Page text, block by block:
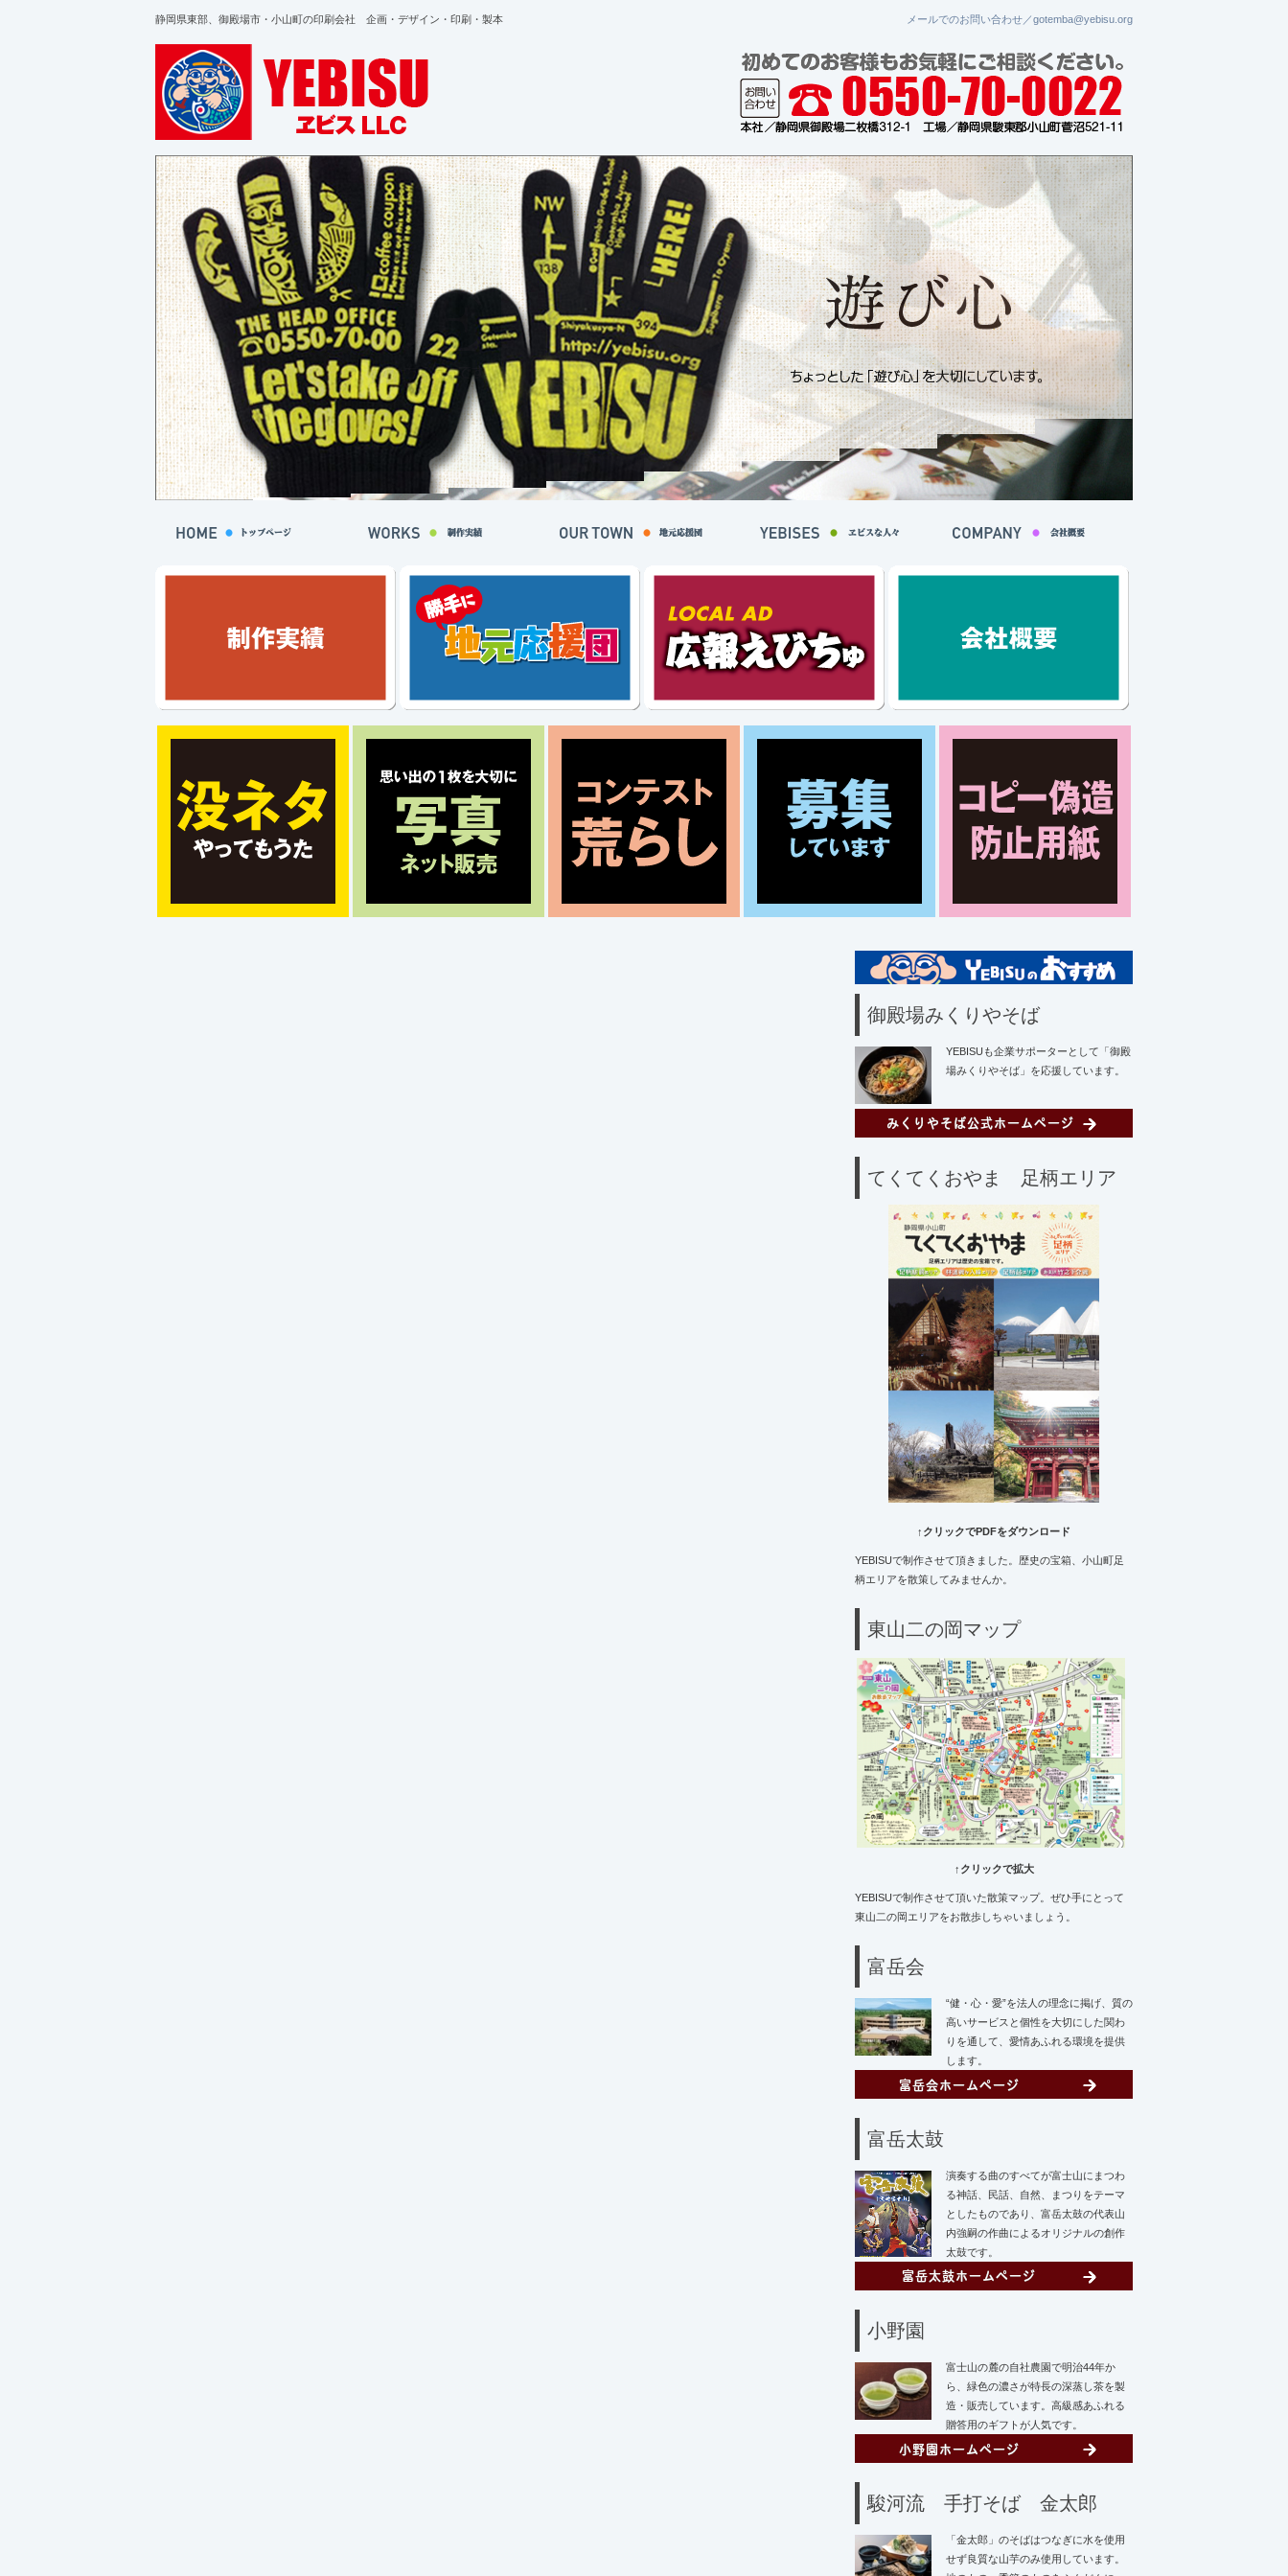
静岡県東部、御殿場市・小山町の印刷会社 企画・デザイン・印刷・製本 メールでのお問い合わせ／gotemba@yebisu.org
御殿場みくりやそば
YEBISUも企業サポーターとして「御殿
場みくりやそば」を応援しています。
てくてくおやま 足柄エリア
↑クリックでPDFをダウンロード
YEBISUで制作させて頂きました。歴史の宝箱、小山町足
柄エリアを散策してみませんか。
東山二の岡マップ
↑クリックで拡大
YEBISUで制作させて頂いた散策マップ。ぜひ手にとって
東山二の岡エリアをお散歩しちゃいましょう。
富岳会
“健・心・愛”を法人の理念に掲げ、質の
高いサービスと個性を大切にした関わ
りを通して、愛情あふれる環境を提供
します。
富岳太鼓
演奏する曲のすべてが富士山にまつわ
る神話、民話、自然、まつりをテーマ
としたものであり、富岳太鼓の代表山
内強嗣の作曲によるオリジナルの創作
太鼓です。
小野園
富士山の麓の自社農園で明治44年か
ら、緑色の濃さが特長の深蒸し茶を製
造・販売しています。高級感あふれる
贈答用のギフトが人気です。
駿河流 手打そば 金太郎
「金太郎」のそばはつなぎに水を使用
せず良質な山芋のみ使用しています。